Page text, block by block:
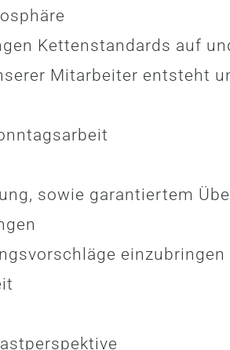
Kettenstandards auf
Mitarbeiter entsteht
sowie garantiertem